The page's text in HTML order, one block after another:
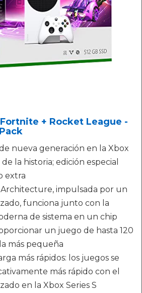
+ Rocket League -
nueva generación en la Xbox
la historia; edición especial
extra
impulsada por un
funciona junto con la
de sistema en un chip
un juego de hasta 120
más pequeña
más rápidos: los juegos se
más rápido con el
en la Xbox Series S